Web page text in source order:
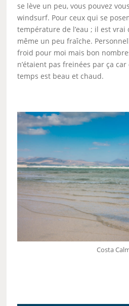
se lève un peu, vous pouvez
windsurf. Pour ceux qui se
température de l’eau ; il est vrai
même un peu fraîche.
froid pour moi mais bon
n’étaient pas freinées par ça
temps est beau et chaud.
Costa